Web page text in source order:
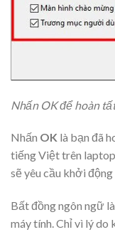
Nhấn OK để hoàn
Nhấn OK là bạn đã
tiếng Việt trên laptop
sẽ yêu cầu khởi động
Bất đồng ngôn ngữ
máy tính. Chỉ vì lý do